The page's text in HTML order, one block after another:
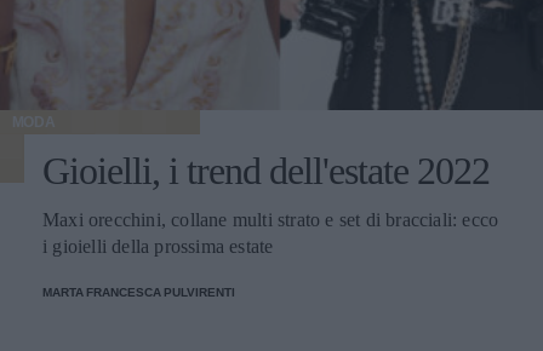
MODA
Gioielli, i trend dell'estate 2022
Maxi orecchini, collane multi strato e set di bracciali: ecco
i gioielli della prossima estate
MARTA FRANCESCA PULVIRENTI